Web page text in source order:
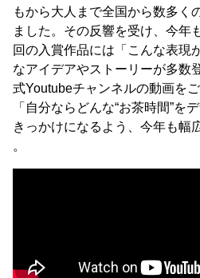
もから大人まで全国から数多く
ました。その反響を受け、今年
回の入賞作品には「こんな表現
なアイデアやストーリーが多数
式Youtubeチャンネルの動画をご
「自分ならどんな“お茶時間”を
きっかけになるよう、今年も幅
。